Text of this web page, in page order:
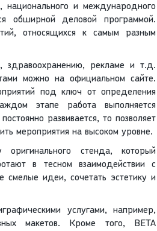
национального и международного
обширной деловой программой.
относящихся к самым разным
здравоохранению, рекламе и т.д.
можно на официальном сайте.
под ключ от определения
этапе работа выполняется
развивается, то позволяет
мероприятия на высоком уровне.
оригинального стенда, который
в тесном взаимодействии с
смелые идеи, сочетать эстетику и
услугами, например,
макетов. Кроме того, ВЕТА